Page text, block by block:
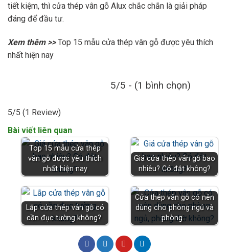
tiết kiệm, thì cửa thép vân gỗ Alux chắc chắn là giải pháp
đáng để đầu tư.
Xem thêm >>Top 15 mẫu cửa thép vân gỗ được yêu thích
nhất hiện nay
5/5 - (1 bình chọn)
5/5 (1 Review)
Bài viết liên quan
Top 15 mẫu cửa thép
vân gỗ được yêu thích
nhất hiện nay
Giá cửa thép vân gỗ bao
nhiêu? Có đắt không?
Lắp cửa thép vân gỗ có
cần đục tường không?
Cửa thép vân gỗ có nên
dùng cho phòng ngủ và
phòng…